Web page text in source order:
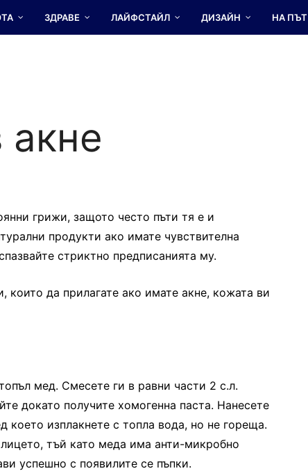
ЗДРАВЕ ЛАЙФСТАЙЛ ДИЗАЙН НА ПЪТ
грижи, защото често пъти тя е и
продукти ако имате чувствителна
стриктно предписанията му.
които да прилагате ако имате акне, кожата ви
мед. Смесете ги в равни части 2 с.л.
докато получите хомогенна паста. Нанесете
което изплакнете с топла вода, но не гореща.
тъй като меда има анти-микробно
успешно с появилите се пъпки.